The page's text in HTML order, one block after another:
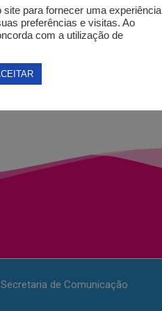
SEPACTUR
de Comunicação
para fornecer uma experiência
preferências e visitas. Ao
com a utilização de